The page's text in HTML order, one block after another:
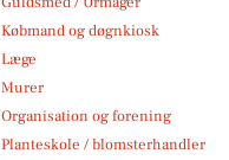
Købmand og døgnkiosk
Læge
Murer
Organisation og forening
Planteskole / blomsterhandler